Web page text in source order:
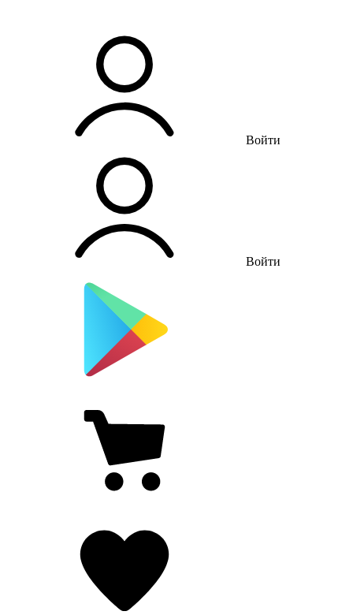
Войти
Войти